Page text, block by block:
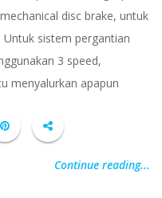
disc brake, untuk
sistem pergantian
3 speed,
menyalurkan apapun
Continue reading...